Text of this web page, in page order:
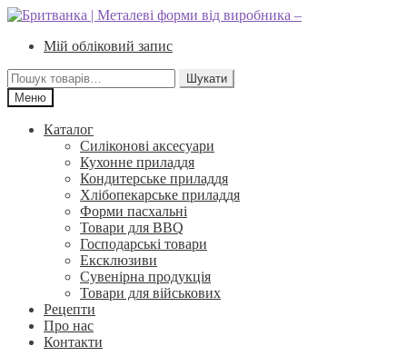
Перейти
навігації
Перейти
вмістуМій обліковий запис
Шукати:
Шукати
Меню
Каталог
Силіконові аксесуари
Кухонне приладдя
Кондитерське приладдя
Хлібопекарське приладдя
Форми пасхальні
Товари для BBQ
Господарські товари
Ексклюзиви
Сувенірна продукція
Товари для військових
Рецепти
Про нас
Контакти